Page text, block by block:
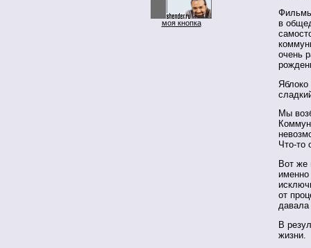
моя кнопка
в
очень
Мы
Что-то
Вот же
именно
от
давала
В
жизни.